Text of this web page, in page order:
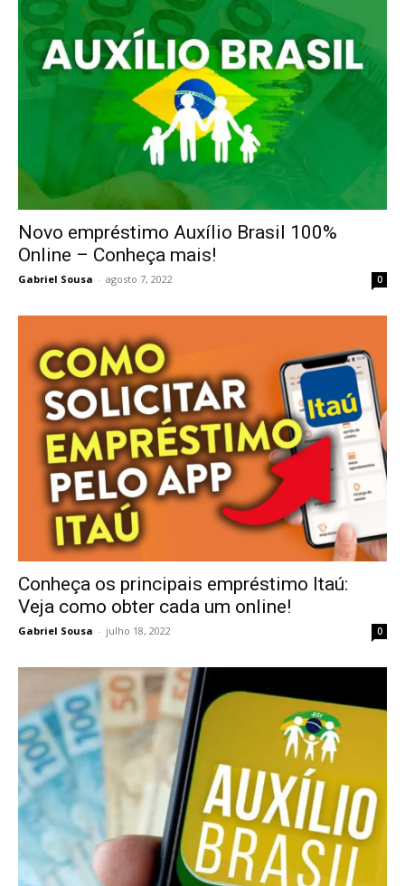
Novo empréstimo Auxílio Brasil 100%
Online – Conheça mais!
Gabriel Sousa - agosto 7, 2022 0
Conheça os principais empréstimo Itaú:
Veja como obter cada um online!
Gabriel Sousa - julho 18, 2022 0